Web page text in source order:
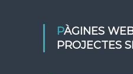
PÀGINES WEB I
PROJECTES